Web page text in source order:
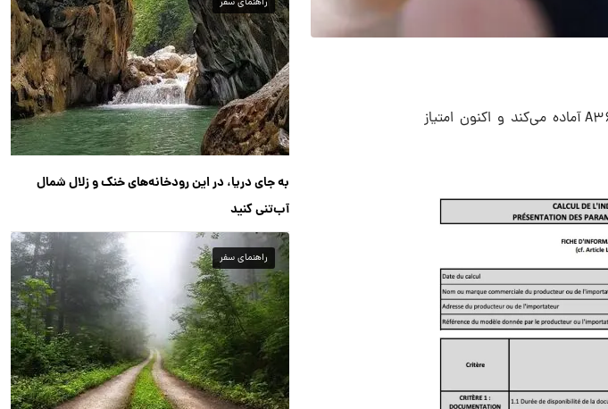
سامسونگ خود را برای رونمایی گوشی‌های گلکسی A۵۶ و گلکسی A۳۶ آماده می‌کند و اکنون امتیاز
به جای دریا، در این رودخانه‌های خنک و زلال شمال
آب‌تنی کنید
راهنمای سفر